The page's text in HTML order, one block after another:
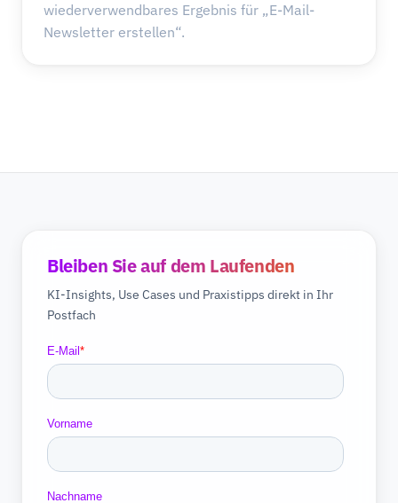
wiederverwendbares Ergebnis für „E-Mail-
Newsletter erstellen“.
Bleiben Sie auf dem Laufenden
KI-Insights, Use Cases und Praxistipps direkt in Ihr
Postfach